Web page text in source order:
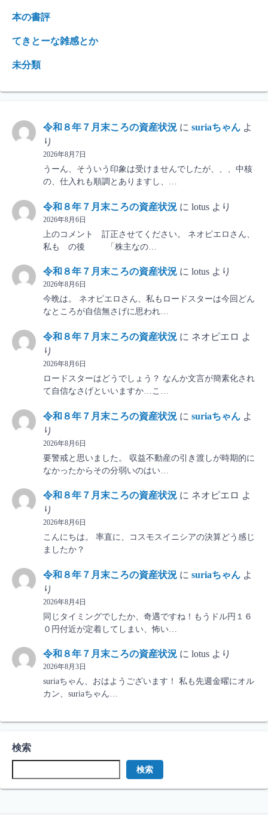
本の書評
てきとーな雑感とか
未分類
令和８年７月末ころの資産状況 に suriaちゃん よ
り
2026年8月7日
うーん、そういう印象は受けませんでしたが、、、中核
の、仕入れも順調とありますし、…
令和８年７月末ころの資産状況 に lotus より
2026年8月6日
上のコメント 訂正させてください。 ネオピエロさん、
私も の後 「株主なの…
令和８年７月末ころの資産状況 に lotus より
2026年8月6日
今晩は。 ネオピエロさん、私もロードスターは今回どん
なところが自信無さげに思われ…
令和８年７月末ころの資産状況 に ネオピエロ よ
り
2026年8月6日
ロードスターはどうでしょう？ なんか文言が簡素化され
て自信なさげといいますか…こ…
令和８年７月末ころの資産状況 に suriaちゃん よ
り
2026年8月6日
要警戒と思いました。 収益不動産の引き渡しが時期的に
なかったからその分弱いのはい…
令和８年７月末ころの資産状況 に ネオピエロ よ
り
2026年8月6日
こんにちは。 率直に、コスモスイニシアの決算どう感じ
ましたか？
令和８年７月末ころの資産状況 に suriaちゃん よ
り
2026年8月4日
同じタイミングでしたか、奇遇ですね！もうドル円１６
０円付近が定着してしまい、怖い…
令和８年７月末ころの資産状況 に lotus より
2026年8月3日
suriaちゃん、おはようございます！ 私も先週金曜にオル
カン、suriaちゃん…
検索
検索